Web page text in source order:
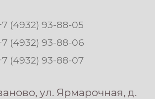
(4932) 93-88-05
(4932) 93-88-06
(4932) 93-88-07
ул. Ярмарочная, д.